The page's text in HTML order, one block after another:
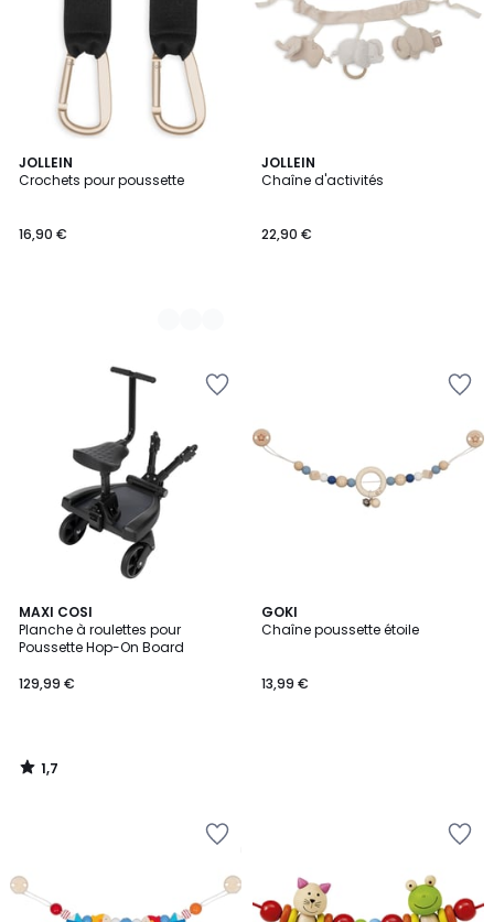
JOLLEIN
Crochets pour poussette
16,90 €
2
Couleurs
JOLLEIN
Chaîne d'activités
22,90 €
MAXI COSI
Planche à roulettes pour
Poussette Hop-On Board
129,99 €
1,7
/
5
1,7
/
GOKI
Chaîne poussette étoile
13,99 €